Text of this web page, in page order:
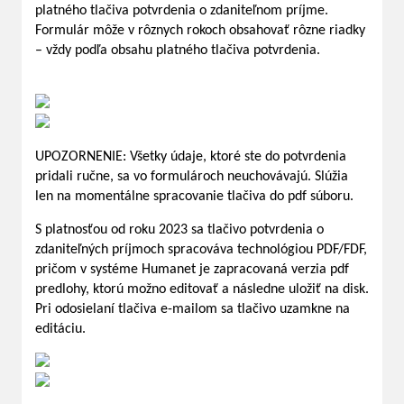
platného tlačiva potvrdenia o zdaniteľnom príjme.
Formulár môže v rôznych rokoch obsahovať rôzne riadky
– vždy podľa obsahu platného tlačiva potvrdenia.
UPOZORNENIE: Všetky údaje, ktoré ste do potvrdenia
pridali ručne, sa vo formulároch neuchovávajú. Slúžia
len na momentálne spracovanie tlačiva do pdf súboru.
S platnosťou od roku 2023 sa tlačivo potvrdenia o
zdaniteľných príjmoch spracováva technológiou PDF/FDF,
pričom v systéme Humanet je zapracovaná verzia pdf
predlohy, ktorú možno editovať a následne uložiť na disk.
Pri odosielaní tlačiva e-mailom sa tlačivo uzamkne na
editáciu.